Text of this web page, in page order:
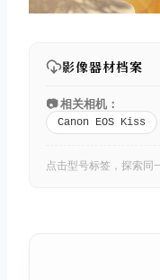
影像器材档案
📷 相关相机：
Canon EOS Kiss
点击型号标签，探索同